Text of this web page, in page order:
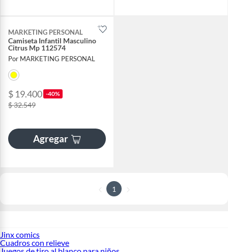
MARKETING PERSONAL
Camiseta Infantil Masculino
Citrus Mp 112574
Por MARKETING PERSONAL
$ 19.400 -40%
$ 32.549
Agregar
1
Jinx comics
Cuadros con relieve